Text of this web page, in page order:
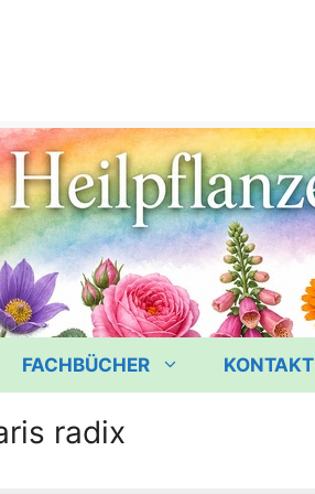
FACHBÜCHER KONTAKT
radix